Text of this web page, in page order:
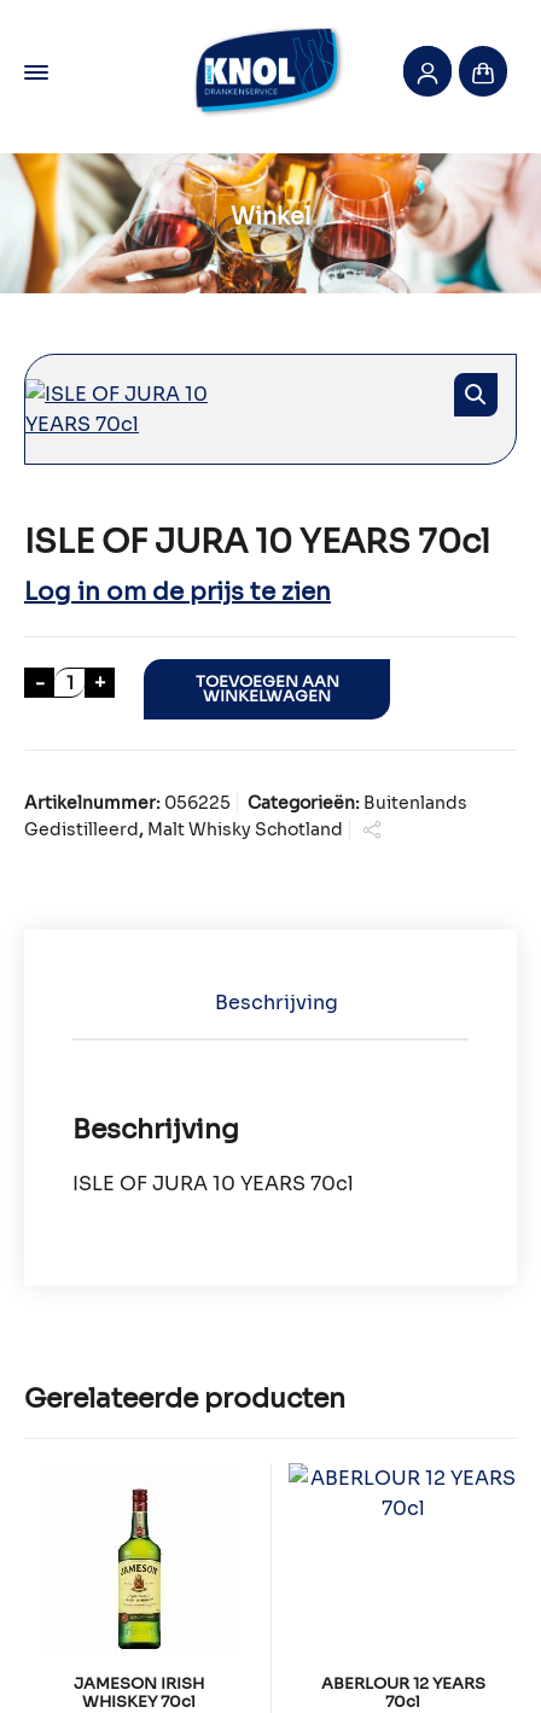
Winkel
ISLE OF JURA 10 YEARS 70cl
Log in om de prijs te zien
- ISLE OF JURA 10 YEARS 70cl aantal
+ TOEVOEGEN AAN
WINKELWAGEN
Artikelnummer: 056225 Categorieën: Buitenlands
Gedistilleerd, Malt Whisky Schotland
Beschrijving
Beschrijving
ISLE OF JURA 10 YEARS 70cl
Gerelateerde producten
JAMESON IRISH
WHISKEY 70cl
ABERLOUR 12 YEARS
70cl